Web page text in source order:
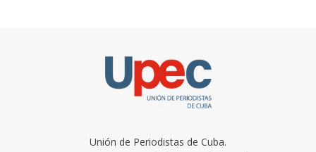
Unión de Periodistas de Cuba.